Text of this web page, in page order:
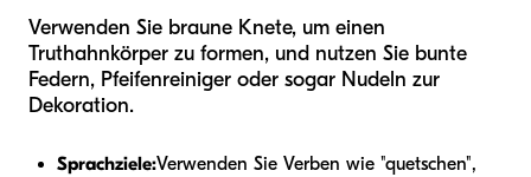
Verwenden Sie braune Knete, um einen
Truthahnkörper zu formen, und nutzen Sie bunte
Federn, Pfeifenreiniger oder sogar Nudeln zur
Dekoration.
Sprachziele:Verwenden Sie Verben wie "quetschen",